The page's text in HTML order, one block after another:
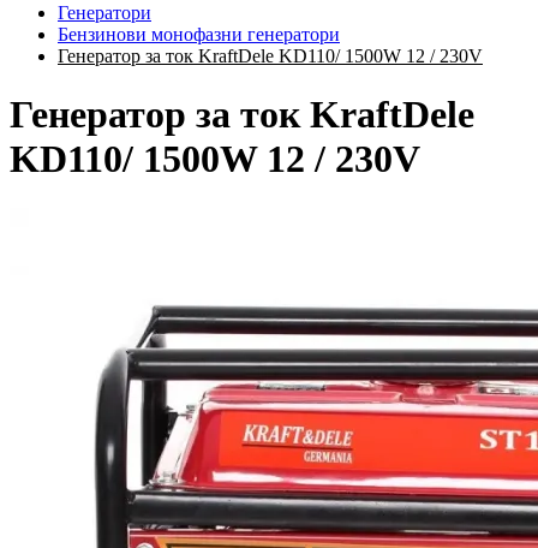
Генератори
Бензинови монофазни генератори
Генератор за ток KraftDele KD110/ 1500W 12 / 230V
Генератор за ток KraftDele
KD110/ 1500W 12 / 230V